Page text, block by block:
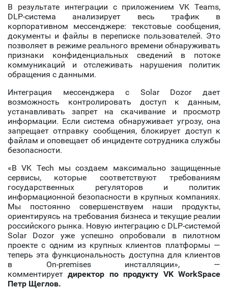
В результате интеграции с приложением VK Teams,
DLP-система анализирует весь трафик в
корпоративном мессенджере: текстовые сообщения,
документы и файлы в переписке пользователей. Это
позволяет в режиме реального времени обнаруживать
признаки конфиденциальных сведений в потоке
коммуникаций и отслеживать нарушения политик
обращения с данными.
Интеграция мессенджера с Solar Dozor дает
возможность контролировать доступ к данным,
устанавливать запрет на скачивание и просмотр
информации. Если система обнаруживает угрозу, она
запрещает отправку сообщения, блокирует доступ к
файлам и оповещает об инциденте сотрудника службы
безопасности.
«В VK Tech мы создаем максимально защищенные
сервисы, которые соответствуют требованиям
государственных регуляторов и политик
информационной безопасности в крупных компаниях.
Мы постоянно совершенствуем наши продукты,
ориентируясь на требования бизнеса и текущие реалии
российского рынка. Новую интеграцию с DLP-системой
Solar Dozor уже успешно опробовали в пилотном
проекте с одним из крупных клиентов платформы —
теперь эта функциональность доступна для клиентов
в Оn-premises инсталляции», —
комментируетдиректор по продукту VK WorkSpace
Петр Щеглов.